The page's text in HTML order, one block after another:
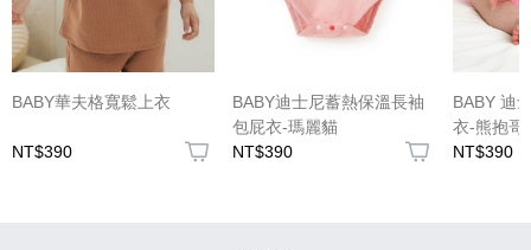
(圖片格式限jpg、jpeg)
BABY華夫格寬鬆上衣
NT$390
BABY迪士尼蓄熱保溫長袖
包屁衣-瑪麗貓
NT$390
BABY 迪
衣-熊抱哥
NT$390